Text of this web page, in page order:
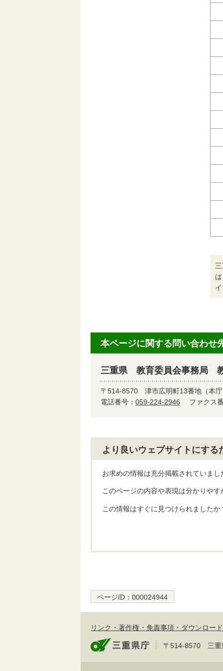
本ページに関する問い合わせ
三重県 教育委員会事務局
〒514-8570 津市広明町13番地（本
電話番号： 059-224-2946 ファクス
より良いウェブサイトにす
お求めの情報は充分掲載されていまし
このページの内容や表現は分かりやす
この情報はすぐに見つけられましたか
ページID： 000024944
リンク・著作権・免責事項・ダウンロード
〒514-8570 三重